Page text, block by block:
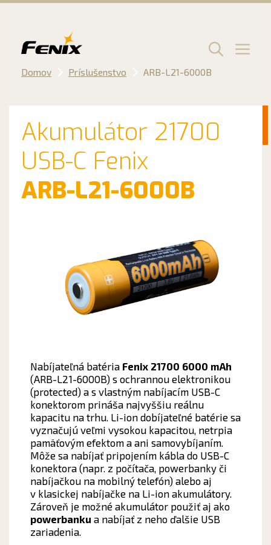
Menu
Domov Príslušenstvo ARB-L21-6000B
Akumulátor 21700
USB-C Fenix
ARB-L21-6000B
Nabíjateľná batéria Fenix 21700 6000 mAh
(ARB-L21-6000B) s ochrannou elektronikou
(protected) a s vlastným nabíjacím USB-C
konektorom prináša najvyššiu reálnu
kapacitu na trhu. Li-ion dobíjateľné batérie sa
vyznačujú veľmi vysokou kapacitou, netrpia
pamäťovým efektom a ani samovybíjaním.
Môže sa nabíjať pripojením kábla do USB-C
konektora (napr. z počítača, powerbanky či
nabíjačkou na mobilný telefón) alebo aj
v klasickej nabíjačke na Li-ion akumulátory.
Zároveň je možné akumulátor použiť aj ako
powerbanku a nabíjať z neho ďalšie USB
zariadenia.